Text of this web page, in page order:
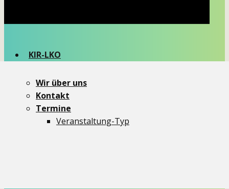
KIR-LKO
Wir über uns
Kontakt
Termine
Veranstaltung-Typ
dit und dat
Themen
Aktionen
Critical Mass